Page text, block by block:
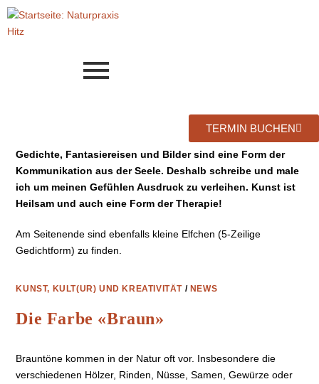
TERMIN BUCHEN
Gedichte, Fantasiereisen und Bilder sind eine Form der
Kommunikation aus der Seele. Deshalb schreibe und male
ich um meinen Gefühlen Ausdruck zu verleihen. Kunst ist
Heilsam und auch eine Form der Therapie!
Am Seitenende sind ebenfalls kleine Elfchen (5-Zeilige
Gedichtform) zu finden.
KUNST, KULT(UR) UND KREATIVITÄT / NEWS
Die Farbe «Braun»
Brauntöne kommen in der Natur oft vor. Insbesondere die
verschiedenen Hölzer, Rinden, Nüsse, Samen, Gewürze oder